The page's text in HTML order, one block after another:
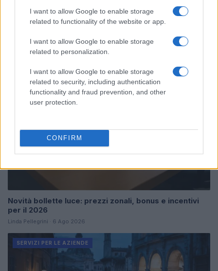
I want to allow Google to enable storage
related to functionality of the website or app.
I want to allow Google to enable storage
related to personalization.
I want to allow Google to enable storage
related to security, including authentication
functionality and fraud prevention, and other
user protection.
CONFIRM
Continua a leggere
Novità bollette luce: prezzi zonali, bonus e incentivi
per il 2026
Linda Pellegrini · 6 Ago 2026
SERVIZI PER LE AZIENDE